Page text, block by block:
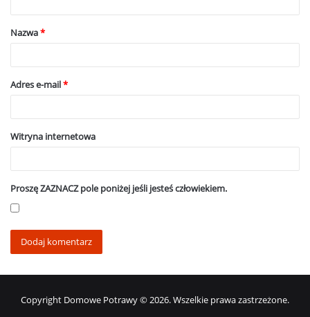
a
rNazwa*
Adres e-mail*
Witryna internetowa
Proszę ZAZNACZ pole poniżej jeśli jesteś człowiekiem.
Copyright Domowe Potrawy © 2026. Wszelkie prawa zastrzeżone.